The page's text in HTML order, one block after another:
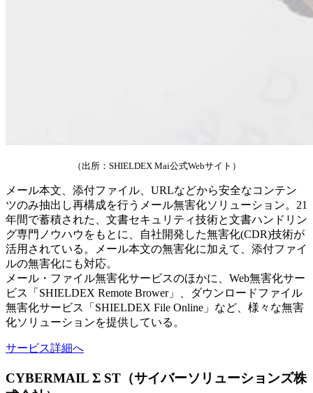
（出所：SHIELDEX Mai公式Webサイト）
メール本文、添付ファイル、URLなどから安全なコンテン
ツのみ抽出し再構成を行うメール無害化ソリューション。21
年間で蓄積された、文書セキュリティ技術と文書ハンドリン
グ専門ノウハウをもとに、自社開発した無害化(CDR)技術が
活用されている。メール本文の無害化に加えて、添付ファイ
ルの無害化にも対応。
メール・ファイル無害化サービスのほかに、Web無害化サー
ビス「SHIELDEX Remote Brower」、ダウンロードファイル
無害化サービス「SHIELDEX File Online」など、様々な無害
化ソリューションを提供している。
サービス詳細へ
CYBERMAIL Σ ST（サイバーソリューションズ株